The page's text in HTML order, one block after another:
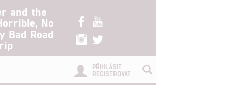
and the
No
Bad Road
PŘIHLÁSIT
REGISTROVAT